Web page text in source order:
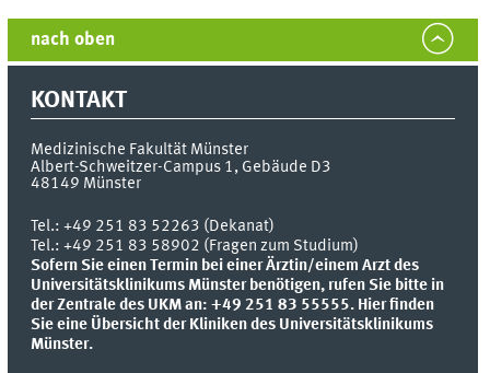
nach oben
KONTAKT
Medizinische Fakultät Münster
Albert-Schweitzer-Campus 1, Gebäude D3
48149 Münster
Tel.:+49 251 83 52263 (Dekanat)
Tel.: +49 251 83 58902 (Fragen zum Studium)
Sofern Sie einen Termin bei einer Ärztin/einem Arzt des
Universitätsklinikums Münster benötigen, rufen Sie bitte in
der Zentrale des UKM an: +49 251 83 55555. Hier finden
Sie eine Übersicht der Kliniken des Universitätsklinikums
Münster.